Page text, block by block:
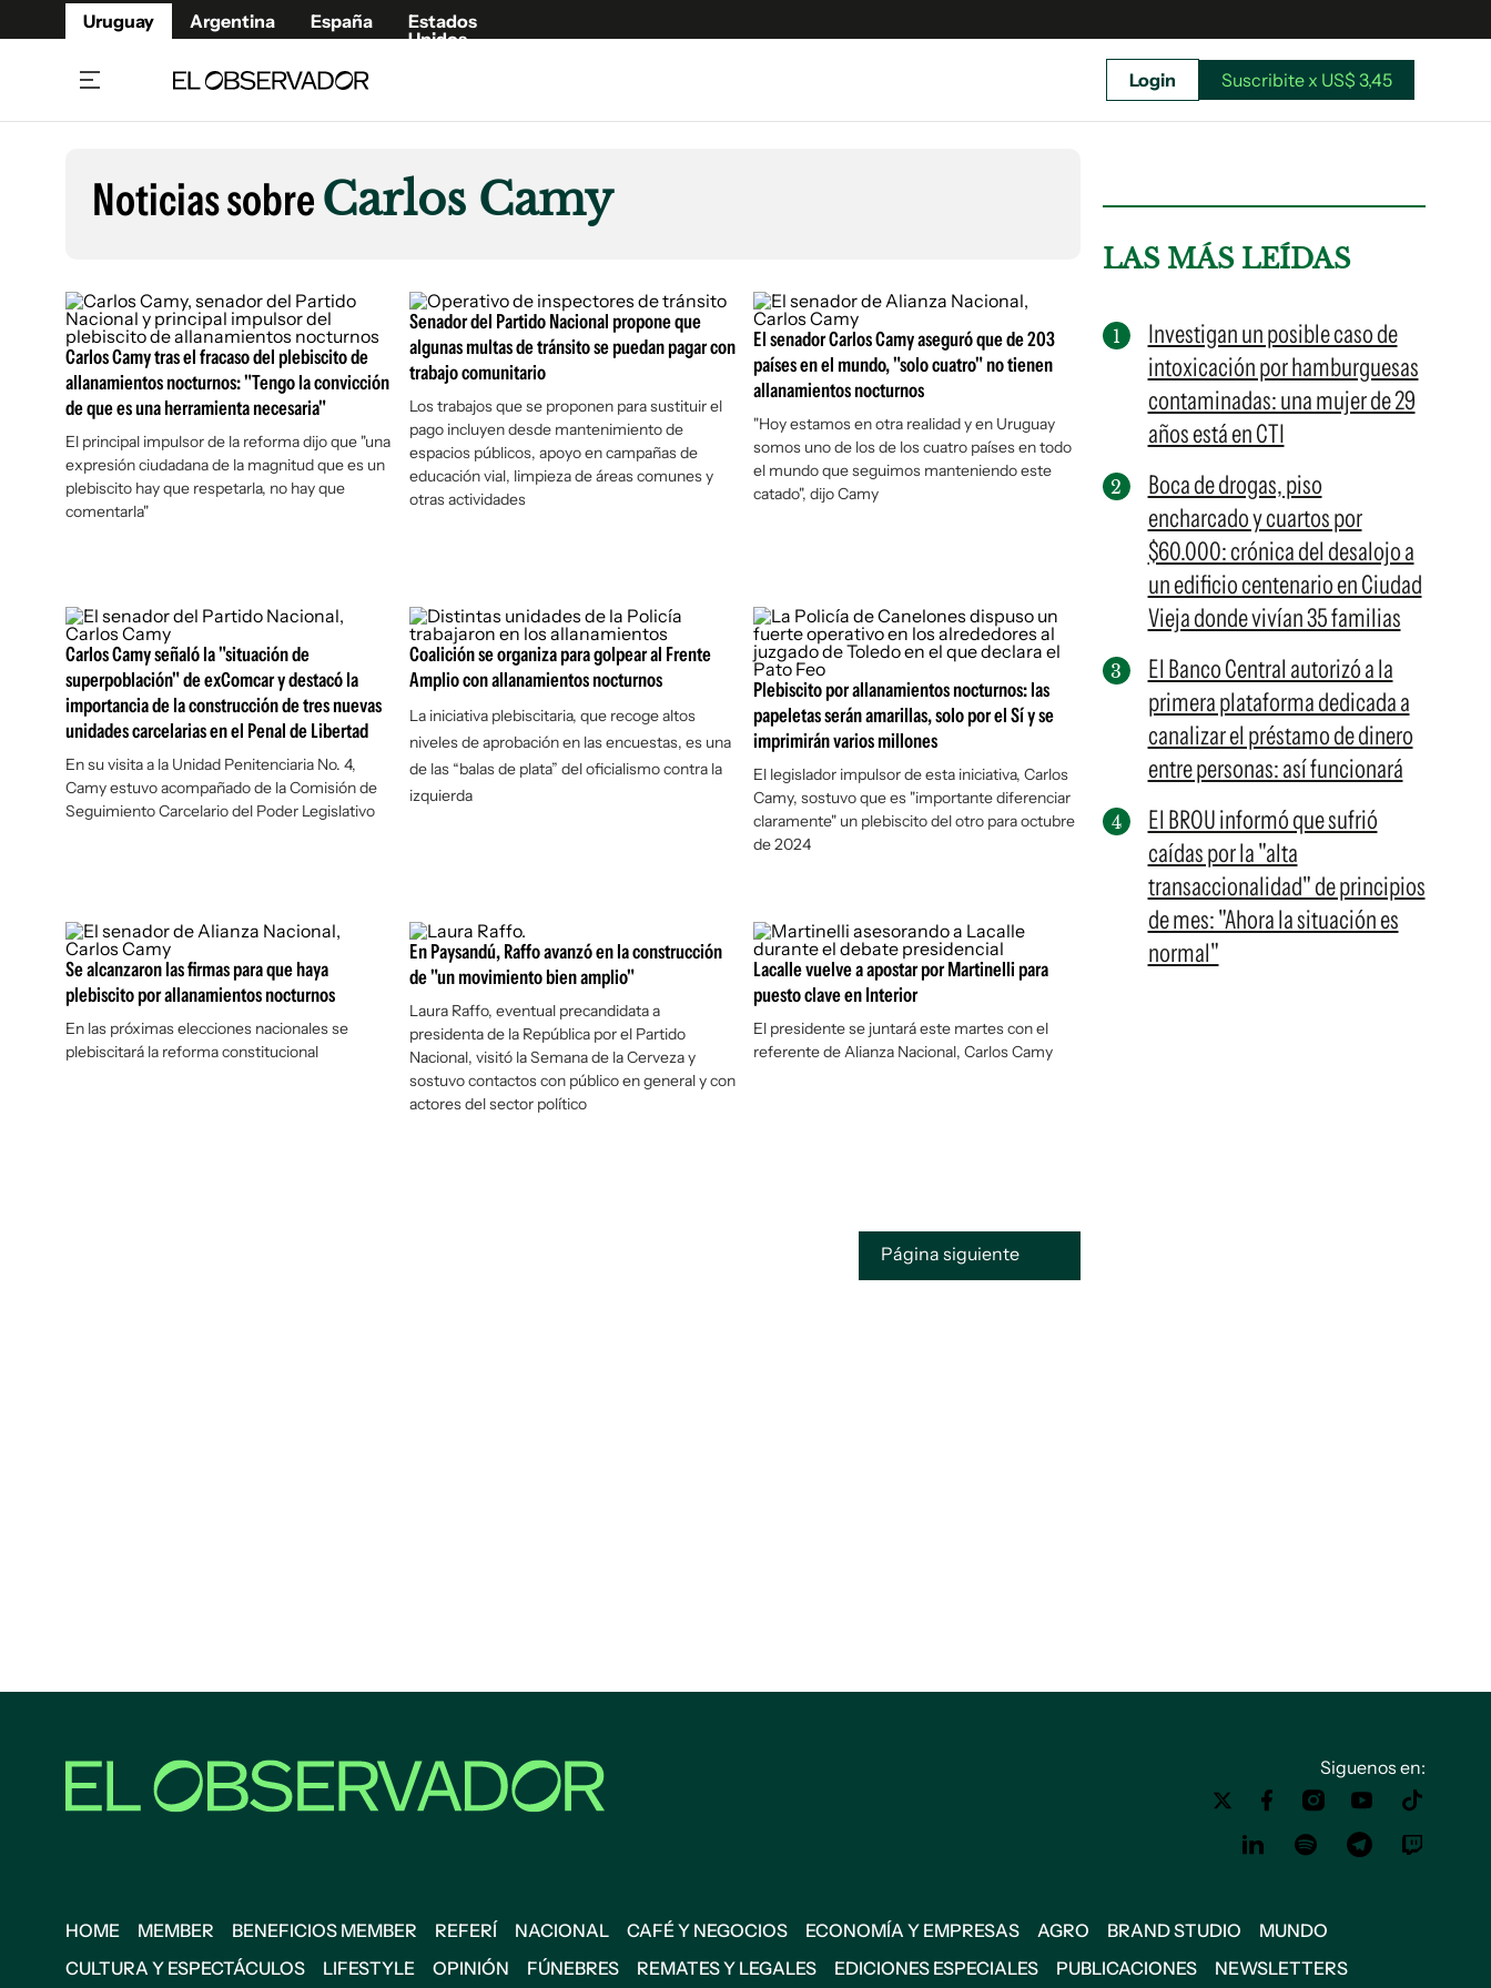
Uruguay Argentina España
Estados
Unidos
Beneficios Member
Café y Negocios
Economía y Empresas
Agro
Brand Studio
Mundo
Cultura y Espectáculos
Fúnebres
Publicaciones
Newsletters
Argentina
España
Estados Unidos
Suscribite x US$ 3,45
Login Suscribite x US$ 3,45
Noticias sobreCarlos Camy
Carlos Camy tras el fracaso del plebiscito de
allanamientos nocturnos: "Tengo la convicción
de que es una herramienta necesaria"
El principal impulsor de la reforma dijo que "una
expresión ciudadana de la magnitud que es un
plebiscito hay que respetarla, no hay que
comentarla"
Senador del Partido Nacional propone que
algunas multas de tránsito se puedan pagar con
trabajo comunitario
Los trabajos que se proponen para sustituir el
pago incluyen desde mantenimiento de
espacios públicos, apoyo en campañas de
educación vial, limpieza de áreas comunes y
otras actividades
El senador Carlos Camy aseguró que de 203
países en el mundo, "solo cuatro" no tienen
allanamientos nocturnos
"Hoy estamos en otra realidad y en Uruguay
somos uno de los de los cuatro países en todo
el mundo que seguimos manteniendo este
catado", dijo Camy
Carlos Camy señaló la "situación de
superpoblación" de exComcar y destacó la
importancia de la construcción de tres nuevas
unidades carcelarias en el Penal de Libertad
En su visita a la Unidad Penitenciaria No. 4,
Camy estuvo acompañado de la Comisión de
Seguimiento Carcelario del Poder Legislativo
Coalición se organiza para golpear al Frente
Amplio con allanamientos nocturnos
La iniciativa plebiscitaria, que recoge altos
niveles de aprobación en las encuestas, es una
de las “balas de plata” del oficialismo contra la
izquierda
Plebiscito por allanamientos nocturnos: las
papeletas serán amarillas, solo por el Sí y se
imprimirán varios millones
El legislador impulsor de esta iniciativa, Carlos
Camy, sostuvo que es "importante diferenciar
claramente" un plebiscito del otro para octubre
de 2024
Se alcanzaron las firmas para que haya
plebiscito por allanamientos nocturnos
En las próximas elecciones nacionales se
plebiscitará la reforma constitucional
En Paysandú, Raffo avanzó en la construcción
de "un movimiento bien amplio"
Laura Raffo, eventual precandidata a
presidenta de la República por el Partido
Nacional, visitó la Semana de la Cerveza y
sostuvo contactos con público en general y con
actores del sector político
Lacalle vuelve a apostar por Martinelli para
puesto clave en Interior
El presidente se juntará este martes con el
referente de Alianza Nacional, Carlos Camy
Página siguiente
LAS MÁS LEÍDAS
Investigan un posible caso de
intoxicación por hamburguesas
contaminadas: una mujer de 29
años está en CTI
Boca de drogas, piso
encharcado y cuartos por
$60.000: crónica del desalojo a
un edificio centenario en Ciudad
Vieja donde vivían 35 familias
El Banco Central autorizó a la
primera plataforma dedicada a
canalizar el préstamo de dinero
entre personas: así funcionará
El BROU informó que sufrió
caídas por la "alta
transaccionalidad" de principios
de mes: "Ahora la situación es
normal"
Siguenos en:
HOME MEMBER BENEFICIOS MEMBER REFERÍ NACIONAL CAFÉ Y NEGOCIOS ECONOMÍA Y EMPRESAS AGRO BRAND STUDIO
MUNDO
CULTURA Y ESPECTÁCULOS
LIFESTYLE OPINIÓN FÚNEBRES REMATES Y LEGALES EDICIONES ESPECIALES PUBLICACIONES NEWSLETTERS